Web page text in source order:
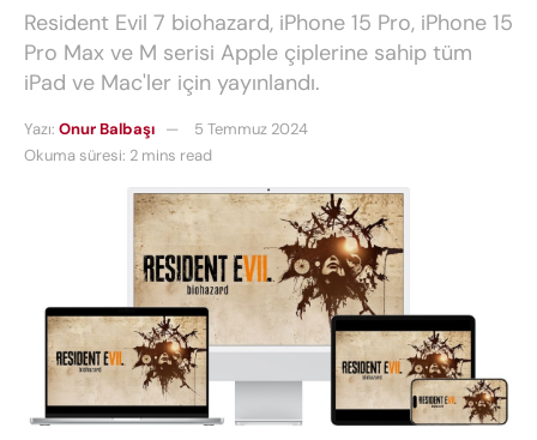
Resident Evil 7 biohazard, iPhone 15 Pro, iPhone 15
Pro Max ve M serisi Apple çiplerine sahip tüm
iPad ve Mac'ler için yayınlandı.
Yazı: Onur Balbaşı
5 Temmuz 2024
Okuma süresi: 2 mins read